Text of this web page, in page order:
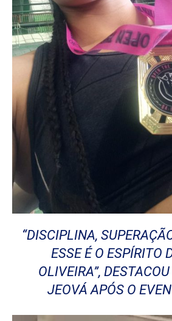
“DISCIPLINA,
ESSE É O ESPÍRITO
OLIVEIRA”,
JEOVÁ APÓS O